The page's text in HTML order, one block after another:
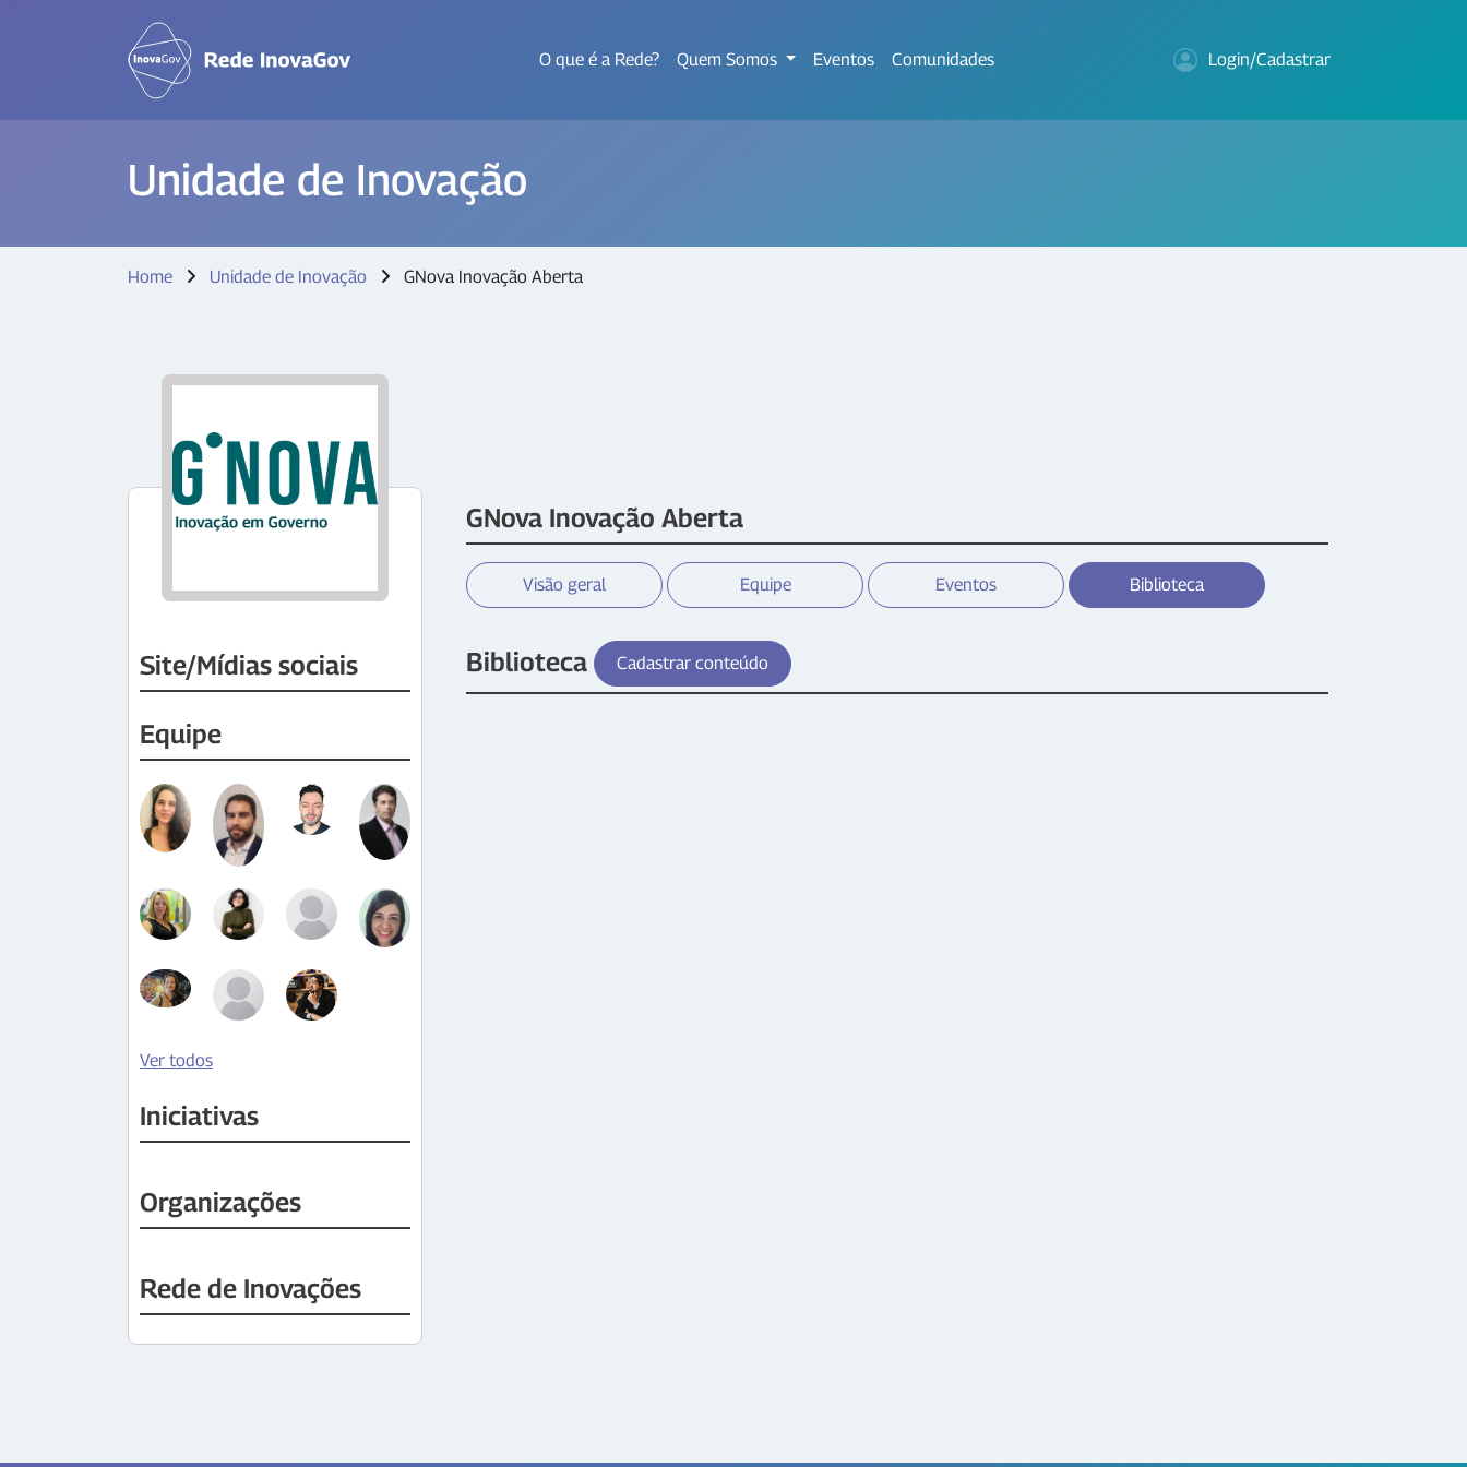
O que é a Rede? Quem Somos Eventos Comunidades Login/Cadastrar
Unidade de Inovação
Home Unidade de Inovação GNova Inovação Aberta
Site/Mídias sociais
Equipe
Ver todos
Iniciativas
Organizações
Rede de Inovações
GNova Inovação Aberta
Visão geral Equipe Eventos Biblioteca
Biblioteca Cadastrar conteúdo